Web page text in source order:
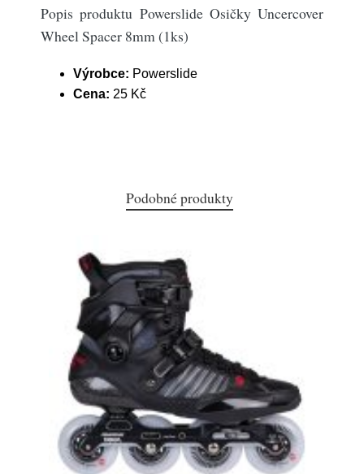
Popis produktu Powerslide Osičky Uncercover
Wheel Spacer 8mm (1ks)
Výrobce: Powerslide
Cena: 25 Kč
Podobné produkty